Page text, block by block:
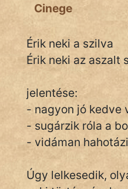
Szóláscsoportok
Szólások
Tréfás
IRODALOM
SZÓLÁS
És
Cinege
Érik neki a szilva
Érik neki az aszalt
jelentése:
- nagyon jó kedve
- sugárzik róla a
- vidáman
Úgy lelkesedik,